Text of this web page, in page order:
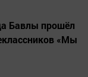
Бавлы прошёл
«Мы